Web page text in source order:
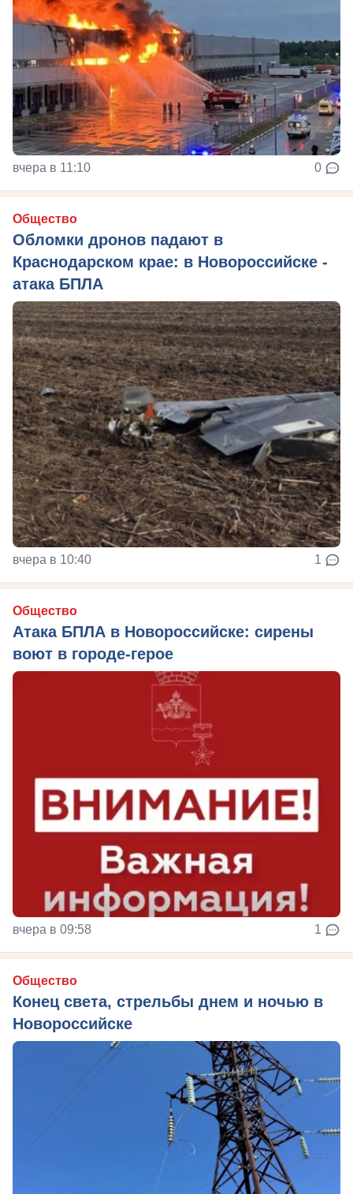
вчера в 11:10 0
Общество
Обломки дронов падают в
Краснодарском крае: в Новороссийске -
атака БПЛА
вчера в 10:40 1
Общество
Атака БПЛА в Новороссийске: сирены
воют в городе-герое
вчера в 09:58 1
Общество
Конец света, стрельбы днем и ночью в
Новороссийске